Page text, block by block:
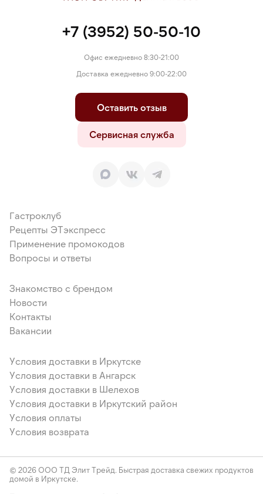
+7 (3952) 50-50-10
Офис ежедневно 8:30-21:00
Доставка ежедневно 9:00-22:00
Оставить отзыв
Сервисная служба
Гастроклуб
Рецепты ЭТэкспресс
Применение промокодов
Вопросы и ответы
Знакомство с брендом
Новости
Контакты
Вакансии
Условия доставки в Иркутске
Условия доставки в Ангарск
Условия доставки в Шелехов
Условия доставки в Иркутский район
Условия оплаты
Условия возврата
© 2026 ООО ТД Элит Трейд. Быстрая доставка свежих продуктов
домой в Иркутске.